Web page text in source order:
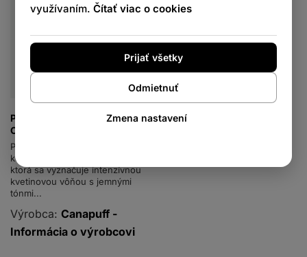
využívaním.Čítať viac o cookies
Prijať všetky
Odmietnuť
Zmena nastavení
Permanent Marker 95% 10-
OH-THC
Permanent Marker je odroda
konope bohatá na terpény,
ktorá sa vyznačuje intenzívnou
kvetinovou vôňou s jemnými
tónmi...
Výrobca: Canapuff -
Informácia o výrobcovi